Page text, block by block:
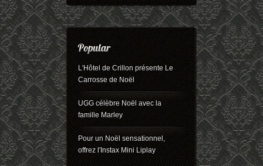
L'Hôtel de Crillon présente Le
Carrosse de Noël
UGG célèbre Noël avec la
famille Marley
Pour un Noël sensationnel,
offrez l'Instax Mini Liplay